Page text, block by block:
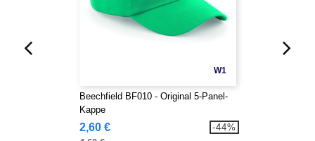
W1
Beechfield BF010 - Original 5-Panel-
Kappe
2,60 € -44%